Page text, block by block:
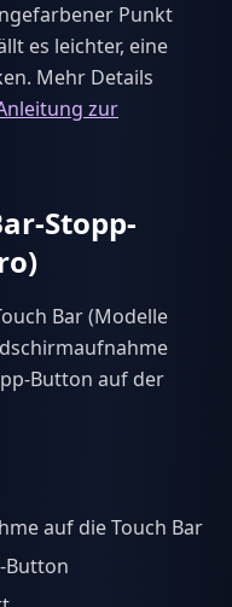
Punkt
es leichter, eine
Mehr Details
zur
Stopp-
Bar (Modelle
Button auf der
auf die Touch Bar
Button